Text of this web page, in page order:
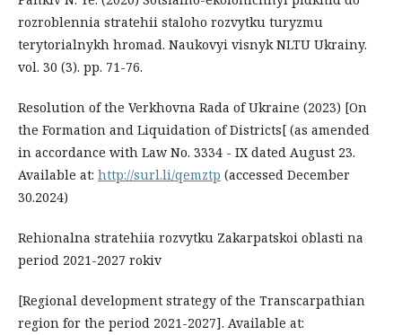
rozroblennia stratehii staloho rozvytku turyzmu
terytorialnykh hromad. Naukovyi visnyk NLTU Ukrainy.
vol. 30 (3). pp. 71-76.
Resolution of the Verkhovna Rada of Ukraine (2023) [On
the Formation and Liquidation of Districts[ (as amended
in accordance with Law No. 3334 - IX dated August 23.
Available at: http://surl.li/qemztp (ассessed December
30.2024)
Rehionalna stratehiia rozvytku Zakarpatskoi oblasti na
period 2021-2027 rokiv
[Regional development strategy of the Transcarpathian
region for the period 2021-2027]. Available at: